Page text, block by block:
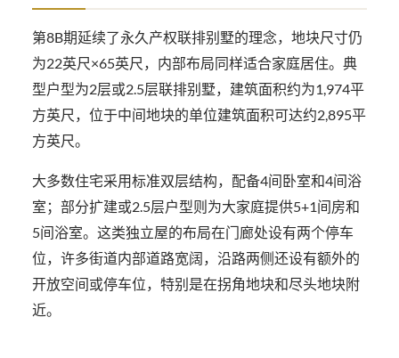
第8B期延续了永久产权联排别墅的理念，地块尺寸仍
为22英尺×65英尺，内部布局同样适合家庭居住。典
型户型为2层或2.5层联排别墅，建筑面积约为1,974平
方英尺，位于中间地块的单位建筑面积可达约2,895平
方英尺。
大多数住宅采用标准双层结构，配备4间卧室和4间浴
室；部分扩建或2.5层户型则为大家庭提供5+1间房和
5间浴室。这类独立屋的布局在门廊处设有两个停车
位，许多街道内部道路宽阔，沿路两侧还设有额外的
开放空间或停车位，特别是在拐角地块和尽头地块附
近。